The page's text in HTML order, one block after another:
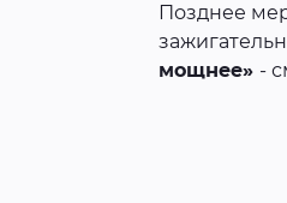
Позднее
мощнее» -